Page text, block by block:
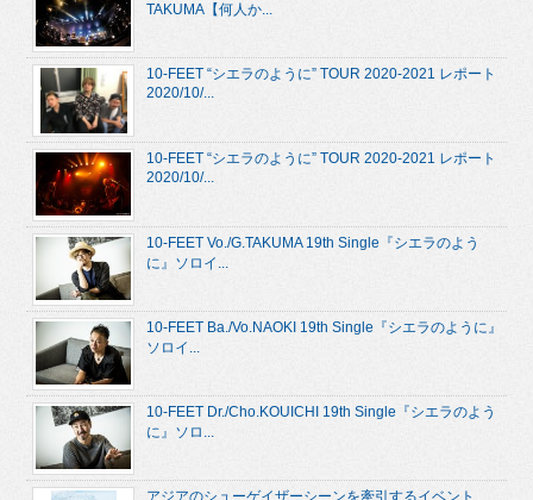
TAKUMA【何人か...
10-FEET “シエラのように” TOUR 2020-2021 レポート
2020/10/...
10-FEET “シエラのように” TOUR 2020-2021 レポート
2020/10/...
10-FEET Vo./G.TAKUMA 19th Single『シエラのよう
に』ソロイ...
10-FEET Ba./Vo.NAOKI 19th Single『シエラのように』
ソロイ...
10-FEET Dr./Cho.KOUICHI 19th Single『シエラのよう
に』ソロ...